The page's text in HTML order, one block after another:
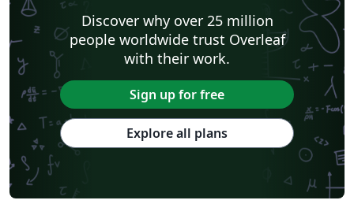
Discover why over 25 million
people worldwide trust Overleaf
with their work.
Sign up for free
Explore all plans